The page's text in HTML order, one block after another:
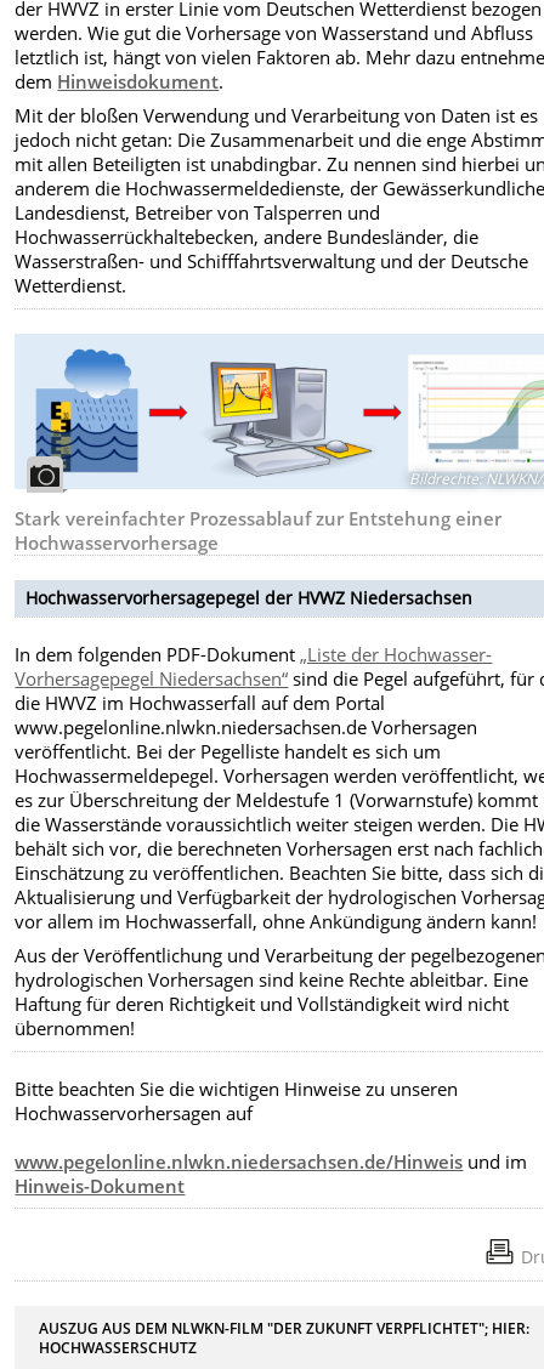
der HWVZ in erster Linie vom Deutschen Wetterdienst bezogen
werden. Wie gut die Vorhersage von Wasserstand und Abfluss
letztlich ist, hängt von vielen Faktoren ab. Mehr dazu
dem Hinweisdokument.
Mit der bloßen Verwendung und Verarbeitung von Daten ist es
jedoch nicht getan: Die Zusammenarbeit und die enge
mit allen Beteiligten ist unabdingbar. Zu nennen sind hierbei
anderem die Hochwassermeldedienste, der
Landesdienst, Betreiber von Talsperren und
Hochwasserrückhaltebecken, andere Bundesländer, die
Wasserstraßen- und Schifffahrtsverwaltung und der Deutsche
Wetterdienst.
Bildrechte:NLWKN/
Stark vereinfachter Prozessablauf zur Entstehung einer
Hochwasservorhersage
Hochwasservorhersagepegel der HVWZ Niedersachsen
In dem folgenden PDF-Dokument„Liste der Hochwasser-
Vorhersagepegel Niedersachsen“ sind die Pegel aufgeführt, für
die HWVZ im Hochwasserfall auf dem Portal
www.pegelonline.nlwkn.niedersachsen.de Vorhersagen
veröffentlicht. Bei der Pegelliste handelt es sich um
Hochwassermeldepegel. Vorhersagen werden veröffentlicht,
es zur Überschreitung der Meldestufe 1 (Vorwarnstufe) kommt
die Wasserstände voraussichtlich weiter steigen werden. Die
behält sich vor, die berechneten Vorhersagen erst nach
Einschätzung zu veröffentlichen. Beachten Sie bitte, dass sich
Aktualisierung und Verfügbarkeit der hydrologischen
vor allem im Hochwasserfall, ohne Ankündigung ändern kann!
Aus der Veröffentlichung und Verarbeitung der
hydrologischen Vorhersagen sind keine Rechte ableitbar. Eine
Haftung für deren Richtigkeit und Vollständigkeit wird nicht
übernommen!
Bitte beachten Sie die wichtigen Hinweise zu unseren
Hochwasservorhersagen auf
www.pegelonline.nlwkn.niedersachsen.de/Hinweis und im
Hinweis-Dokument
AUSZUG AUS DEM NLWKN-FILM "DER ZUKUNFT VERPFLICHTET"; HIER:
HOCHWASSERSCHUTZ